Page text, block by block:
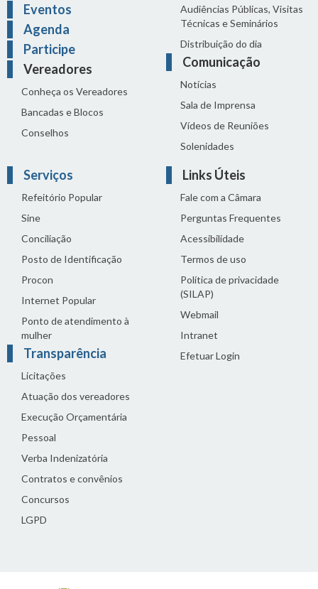
Eventos
Agenda
Participe
Vereadores
Conheça os Vereadores
Bancadas e Blocos
Conselhos
Audiências Públicas, Visitas
Técnicas e Seminários
Distribuição do dia
Comunicação
Notícias
Sala de Imprensa
Vídeos de Reuniões
Solenidades
Serviços
Refeitório Popular
Sine
Conciliação
Posto de Identificação
Procon
Internet Popular
Ponto de atendimento à
mulher
Transparência
Licitações
Atuação dos vereadores
Execução Orçamentária
Pessoal
Verba Indenizatória
Contratos e convênios
Concursos
LGPD
Links Úteis
Fale com a Câmara
Perguntas Frequentes
Acessibilidade
Termos de uso
Política de privacidade
(SILAP)
Webmail
Intranet
Efetuar Login